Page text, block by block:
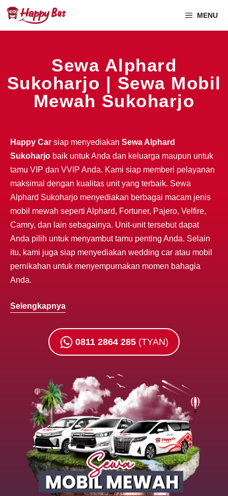
MENU
Sewa Alphard
Sukoharjo | Sewa Mobil
Mewah Sukoharjo
Happy Car siap menyediakan Sewa Alphard
Sukoharjo baik untuk Anda dan keluarga maupun untuk
tamu VIP dan VVIP Anda. Kami siap memberi pelayanan
maksimal dengan kualitas unit yang terbaik. Sewa
Alphard Sukoharjo menyediakan berbagai macam jenis
mobil mewah seperti Alphard, Fortuner, Pajero, Velfire,
Camry, dan lain sebagainya. Unit-unit tersebut dapat
Anda pilih untuk menyambut tamu penting Anda. Selain
itu, kami juga siap menyediakan wedding car atau mobil
pernikahan untuk menyempurnakan momen bahagia
Anda.
Selengkapnya
0811 2864 285 (TYAN)